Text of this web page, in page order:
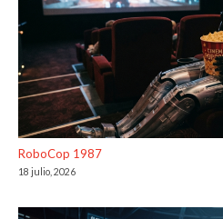
RoboCop 1987
18 julio, 2026